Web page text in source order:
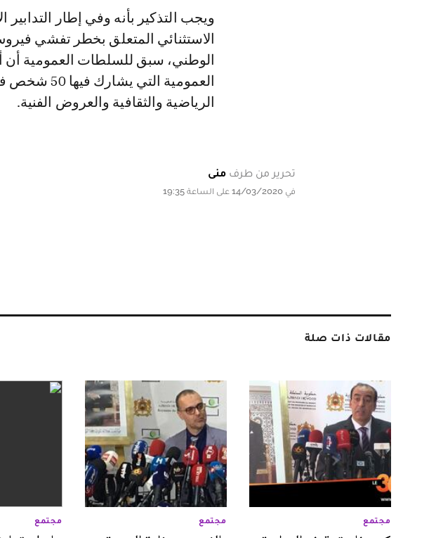
ويجب التذكير بأنه وفي إطار التدابير
الاستثنائي المتعلق بخطر تفشي
الوطني، سبق للسلطات العمومية
العمومية
الرياضية والثقافية والعروض الفنية.
تحرير من طرف منى
في 14/03/2020 على الساعة 19:35
مقالات ذات صلة
مجتمع مجتمع مجتمع